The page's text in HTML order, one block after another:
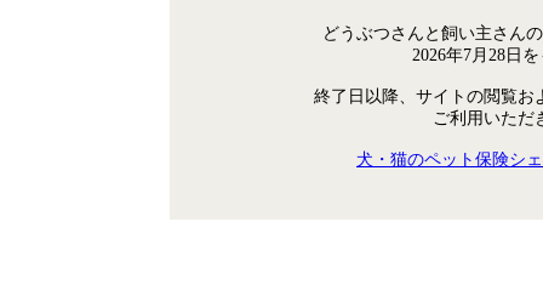
どうぶつさんと飼い主さん
2026年7月28日
終了日以降、サイトの閲覧お
ご利用いただ
犬・猫のペット保険シ